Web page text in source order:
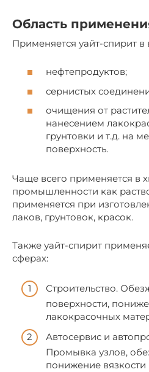
Область
Применяется уайт-спирит в
нефтепродуктов;
сернистых
очищения от
нанесением
грунтовки и т.д. на
поверхность.
Чаще всего применяется в
промышленности как
применяется при
лаков, грунтовок, красок.
Также уайт-спирит
сферах:
Строительство.
поверхности,
лакокрасочных
Автосервис и
Промывка узлов,
понижение вязкости